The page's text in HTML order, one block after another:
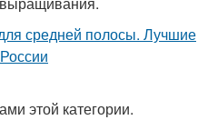
этой категории.